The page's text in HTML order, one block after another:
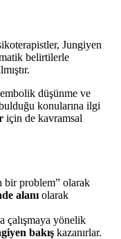
Jungiyen
belirtilerle
düşünme ve
konularına ilgi
için de kavramsal
bir problem” olarak
alanı olarak
çalışmaya yönelik
bakış kazanırlar.